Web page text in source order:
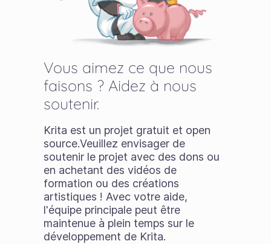
Vous aimez ce que nous
faisons ? Aidez à nous
soutenir.
Krita est un projet gratuit et open
source.Veuillez envisager de
soutenir le projet avec des dons ou
en achetant des vidéos de
formation ou des créations
artistiques ! Avec votre aide,
l'équipe principale peut être
maintenue à plein temps sur le
développement de Krita.